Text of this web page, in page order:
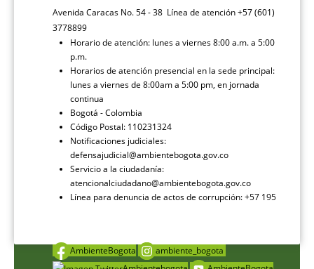
Avenida Caracas No. 54 - 38 Línea de atención +57 (601)
3778899
Horario de atención: lunes a viernes 8:00 a.m. a 5:00
p.m.
Horarios de atención presencial en la sede principal:
lunes a viernes de 8:00am a 5:00 pm, en jornada
continua
Bogotá - Colombia
Código Postal: 110231324
Notificaciones judiciales:
defensajudicial@ambientebogota.gov.co
Servicio a la ciudadanía:
atencionalciudadano@ambientebogota.gov.co
Línea para denuncia de actos de corrupción: +57 195
AmbienteBogota
ambiente_bogota